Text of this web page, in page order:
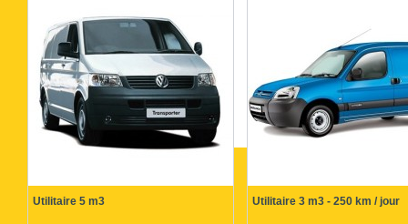
Utilitaire 5 m3 Utilitaire 3 m3 - 250 km / jour